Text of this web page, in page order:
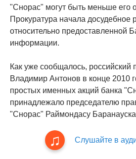
"Снорас" могут быть меньше его
Прокуратура начала досудебное
относительно предоставленной
информации.
Как уже сообщалось, российский
Владимир Антонов в конце 2010
простых именных акций банка
принадлежало председателю
"Снорас" Раймондасу
Слушайте в